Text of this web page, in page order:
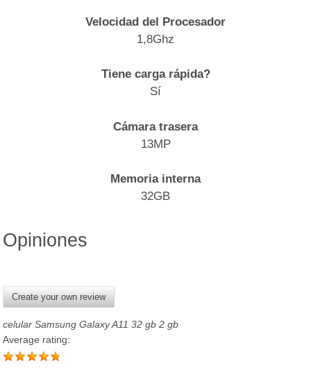
Velocidad del Procesador
1,8Ghz
Tiene carga rápida?
Sí
Cámara trasera
13MP
Memoria interna
32GB
Opiniones
Create your own review
celular Samsung Galaxy A11 32 gb 2 gb
Average rating: